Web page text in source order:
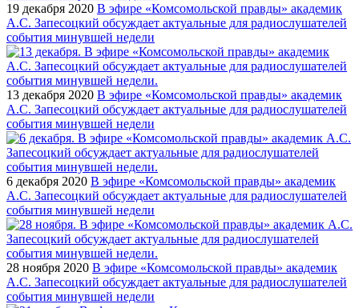
19 декабря 2020 В эфире «Комсомольской правды» академик
А.С. Запесоцкий обсуждает актуальные для радиослушателей
события минувшей недели
13 декабря 2020 В эфире «Комсомольской правды» академик
А.С. Запесоцкий обсуждает актуальные для радиослушателей
события минувшей недели
6 декабря 2020 В эфире «Комсомольской правды» академик
А.С. Запесоцкий обсуждает актуальные для радиослушателей
события минувшей недели
28 ноября 2020 В эфире «Комсомольской правды» академик
А.С. Запесоцкий обсуждает актуальные для радиослушателей
события минувшей недели